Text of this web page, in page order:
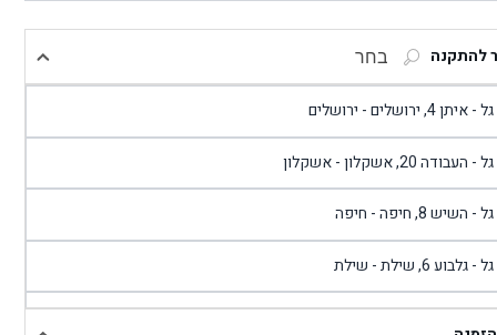
להתקנה בחר
4, ירושלים - ירושלים
העבודה 20, אשקלון - אשקלון
- השיש 8, חיפה - חיפה
- גלבוע 6, שילת - שילת
- פוריידיס, כניסה צפונית מול כביש 4 - פרדיס